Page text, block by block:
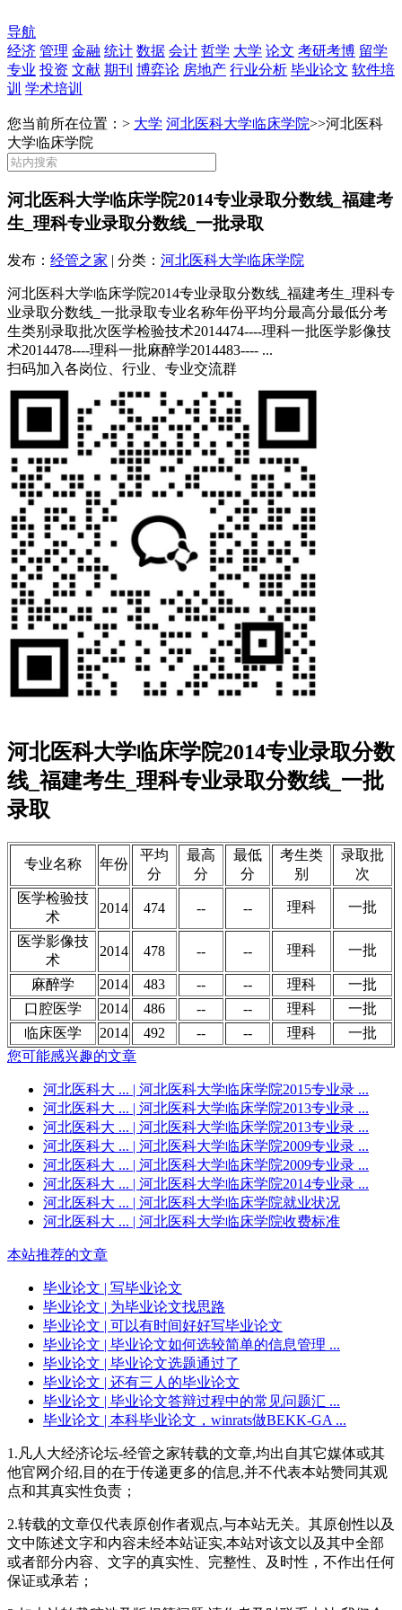
导航
经济 管理 金融 统计 数据 会计 哲学 大学 论文 考研考博 留学
专业 投资 文献 期刊 博弈论 房地产 行业分析 毕业论文 软件培
训 学术培训
您当前所在位置：> 大学 河北医科大学临床学院>>河北医科
大学临床学院
河北医科大学临床学院2014专业录取分数线_福建考
生_理科专业录取分数线_一批录取
发布： 经管之家 | 分类： 河北医科大学临床学院
河北医科大学临床学院2014专业录取分数线_福建考生_理科专
业录取分数线_一批录取专业名称年份平均分最高分最低分考
生类别录取批次医学检验技术2014474----理科一批医学影像技
术2014478----理科一批麻醉学2014483---- ...
扫码加入各岗位、行业、专业交流群
河北医科大学临床学院2014专业录取分数
线_福建考生_理科专业录取分数线_一批
录取
专业名称 年份
平均
分
最高
分
最低
分
考生类
别
录取批
次
医学检验技
术
2014 474 -- -- 理科 一批
医学影像技
术
2014 478 -- -- 理科 一批
麻醉学 2014 483 -- -- 理科
一批
口腔医学
2014 486 -- -- 理科
一批
临床医学
2014 492 -- -- 理科
一批
您可能感兴趣的文章
河北医科大 ... | 河北医科大学临床学院2015专业录 ...
河北医科大 ... | 河北医科大学临床学院2013专业录 ...
河北医科大 ... | 河北医科大学临床学院2013专业录 ...
河北医科大 ... | 河北医科大学临床学院2009专业录 ...
河北医科大 ... | 河北医科大学临床学院2009专业录 ...
河北医科大 ... | 河北医科大学临床学院2014专业录 ...
河北医科大 ... | 河北医科大学临床学院就业状况
河北医科大 ... | 河北医科大学临床学院收费标准
本站推荐的文章
毕业论文 | 写毕业论文
毕业论文 | 为毕业论文找思路
毕业论文 | 可以有时间好好写毕业论文
毕业论文 | 毕业论文如何选较简单的信息管理 ...
毕业论文 | 毕业论文选题通过了
毕业论文 | 还有三人的毕业论文
毕业论文 | 毕业论文答辩过程中的常见问题汇 ...
毕业论文 | 本科毕业论文，winrats做BEKK-GA ...
1.凡人大经济论坛-经管之家转载的文章,均出自其它媒体或其
他官网介绍,目的在于传递更多的信息,并不代表本站赞同其观
点和其真实性负责；
2.转载的文章仅代表原创作者观点,与本站无关。其原创性以及
文中陈述文字和内容未经本站证实,本站对该文以及其中全部
或者部分内容、文字的真实性、完整性、及时性，不作出任何
保证或承若；